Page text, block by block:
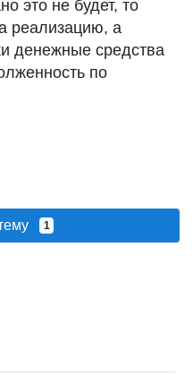
это не будет, то
реализацию, а
денежные средства
по
1